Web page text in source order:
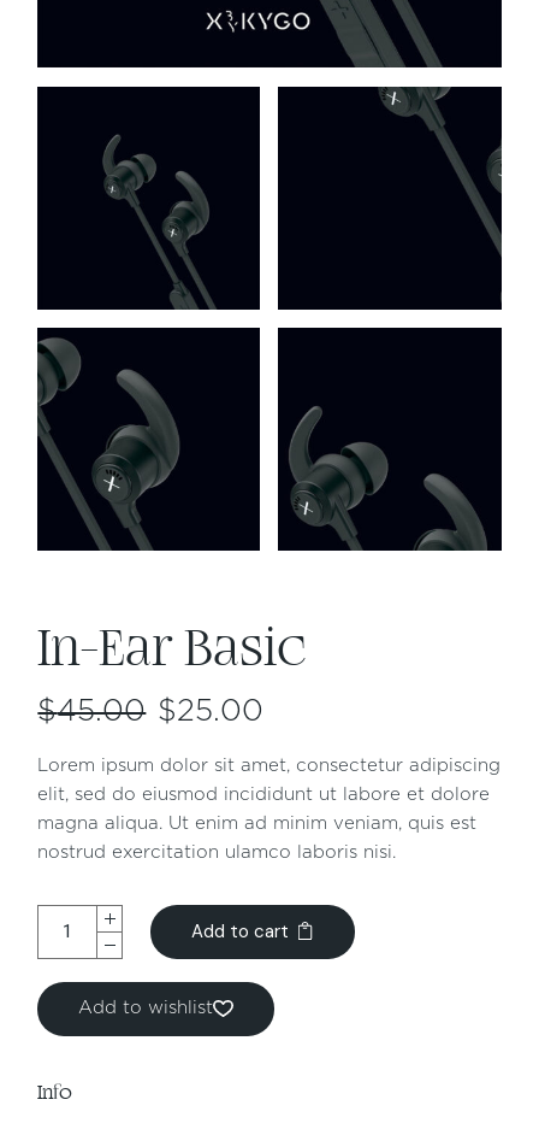
In-Ear Basic
$45.00 $25.00
Lorem ipsum dolor sit amet, consectetur adipiscing
elit, sed do eiusmod incididunt ut labore et dolore
magna aliqua. Ut enim ad minim veniam, quis est
nostrud exercitation ulamco laboris nisi.
Add to cart
Add to wishlist
Info